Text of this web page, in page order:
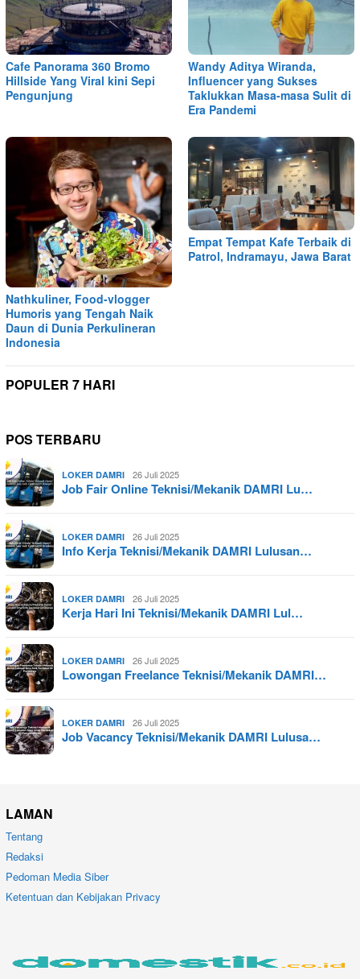
Cafe Panorama 360 Bromo
Hillside Yang Viral kini Sepi
Pengunjung
Wandy Aditya Wiranda,
Influencer yang Sukses
Taklukkan Masa-masa Sulit di
Era Pandemi
Nathkuliner, Food-vlogger
Humoris yang Tengah Naik
Daun di Dunia Perkulineran
Indonesia
Empat Tempat Kafe Terbaik di
Patrol, Indramayu, Jawa Barat
POPULER 7 HARI
POS TERBARU
LOKER DAMRI 26 Juli 2025
Job Fair Online Teknisi/Mekanik DAMRI Lu…
LOKER DAMRI 26 Juli 2025
Info Kerja Teknisi/Mekanik DAMRI Lulusan…
LOKER DAMRI 26 Juli 2025
Kerja Hari Ini Teknisi/Mekanik DAMRI Lul…
LOKER DAMRI 26 Juli 2025
Lowongan Freelance Teknisi/Mekanik DAMRI…
LOKER DAMRI 26 Juli 2025
Job Vacancy Teknisi/Mekanik DAMRI Lulusa…
LAMAN
Tentang
Redaksi
Pedoman Media Siber
Ketentuan dan Kebijakan Privacy